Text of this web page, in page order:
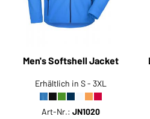
Men's Softshell Jacket
Erhältlich in S - 3XL
Art-Nr.: JN1020